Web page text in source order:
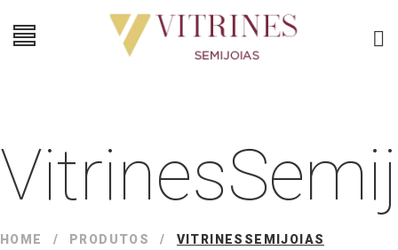
HOME / PRODUTOS / VITRINESSEMIJOIAS